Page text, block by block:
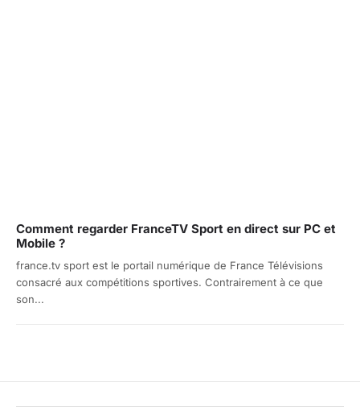
Comment regarder FranceTV Sport en direct sur PC et
Mobile ?
france.tv sport est le portail numérique de France Télévisions
consacré aux compétitions sportives. Contrairement à ce que
son...